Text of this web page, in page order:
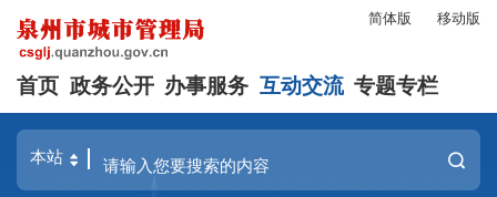
简体版 移动版
首页 政务公开 办事服务 互动交流 专题专栏